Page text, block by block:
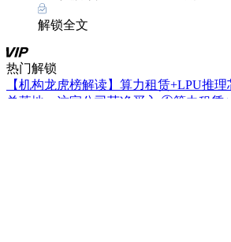
解锁全文
热门解锁
【机构龙虎榜解读】算力租赁+LPU推
单落地，这家公司获净买入 ①算力租赁